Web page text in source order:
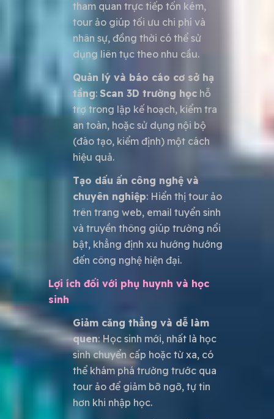
tham quan trực tiếp tốn kém,
tour ảo giúp tối ưu chi phí và
nhân sự, đồng thời có thể sử
dụng liên tục theo nhu cầu.
Quản lý và báo cáo cơ sở hạ
tầng: Scan 3D trường học hỗ
trợ trong lập kế hoạch, kiểm tra
an toàn, hoặc sử dụng nội bộ
(đào tạo, kiểm định) một cách
hiệu quả.
Tạo dấu ấn công nghệ và
chuyên nghiệp: Hiển thị tour ảo
trên trang web, email tuyển sinh
và truyền thông giúp trường nổi
bật, khẳng định xu hướng hướng
đến công nghệ hiện đại.
Lợi ích đối với phụ huynh và học
sinh
Giảm căng thẳng và dễ làm
quen: Học sinh mới, nhất là học
sinh chuyển cấp hoặc từ xa, có
thể khám phá trường trước qua
tour ảo để giảm bỡ ngỡ, tự tin
hơn khi nhập học.